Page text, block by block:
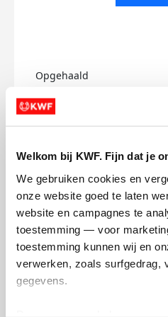
Welkom bij KWF. Fijn dat je
We gebruiken cookies en
onze website goed te laten
website en campagnes te
toestemming — voor
toestemming kunnen wij en
verwerken, zoals surfgedrag,
gegevens.
Opgehaald
€0
Tom's